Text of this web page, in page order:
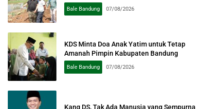
Bale Bandung 07/08/2026
KDS Minta Doa Anak Yatim untuk Tetap
Amanah Pimpin Kabupaten Bandung
Bale Bandung 07/08/2026
Kang DS, Tak Ada Manusia yang Sempurna